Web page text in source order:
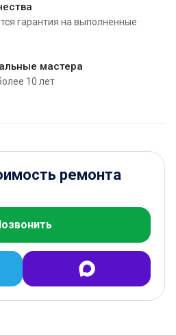
гарантия на выполненные
мастера
10 лет
ремонта